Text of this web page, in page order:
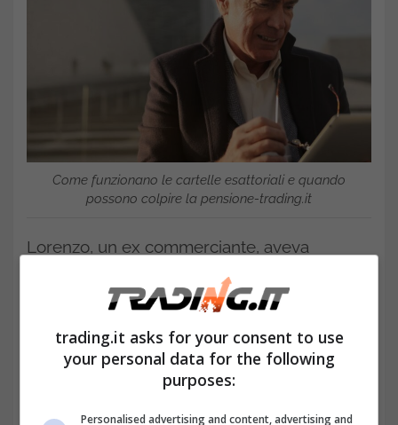
Come funzionano le cartelle esattoriali e quando
possono colpire la pensione-trading.it
Lorenzo, un ex commerciante, aveva
smesso di versare i contributi negli ultimi
anni di attività. Quando ha chiesto la
pensione di vecchiaia, ha scoperto che gli
mancava un anno di contributi per
trading.it asks for your consent to use
your personal data for the following
purposes:
Personalised advertising and content, advertising and